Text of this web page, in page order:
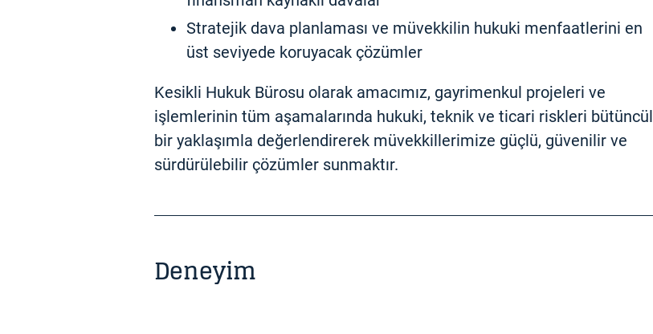
Stratejik dava planlaması ve müvekkilin hukuki menfaatlerini en
üst seviyede koruyacak çözümler
Kesikli Hukuk Bürosu olarak amacımız, gayrimenkul projeleri ve
işlemlerinin tüm aşamalarında hukuki, teknik ve ticari riskleri bütüncül
bir yaklaşımla değerlendirerek müvekkillerimize güçlü, güvenilir ve
sürdürülebilir çözümler sunmaktır.
Deneyim